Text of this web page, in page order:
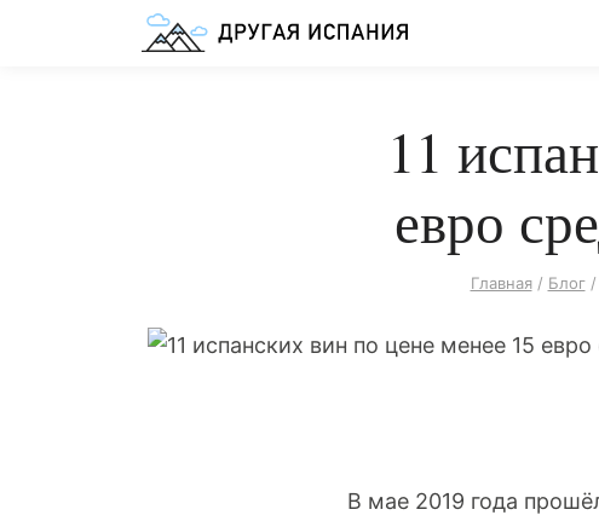
11
евро
Главная/ Блог/
В мае 2019 года